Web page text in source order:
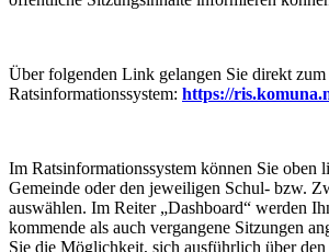
Über folgenden Link gelangen Sie direkt zum
Ratsinformationssystem: https://
Im Ratsinformationssystem können Sie oben
Gemeinde oder den jeweiligen Schul- bzw.
auswählen. Im Reiter „Dashboard“ werden
kommende als auch vergangene Sitzungen
Sie die Möglichkeit, sich ausführlich über